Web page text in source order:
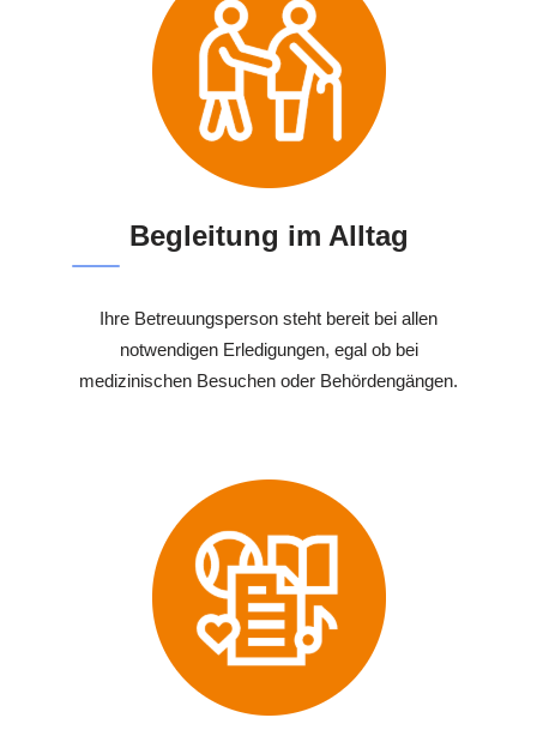
Begleitung im Alltag
Ihre Betreuungsperson steht bereit bei allen
notwendigen Erledigungen, egal ob bei
medizinischen Besuchen oder Behördengängen.